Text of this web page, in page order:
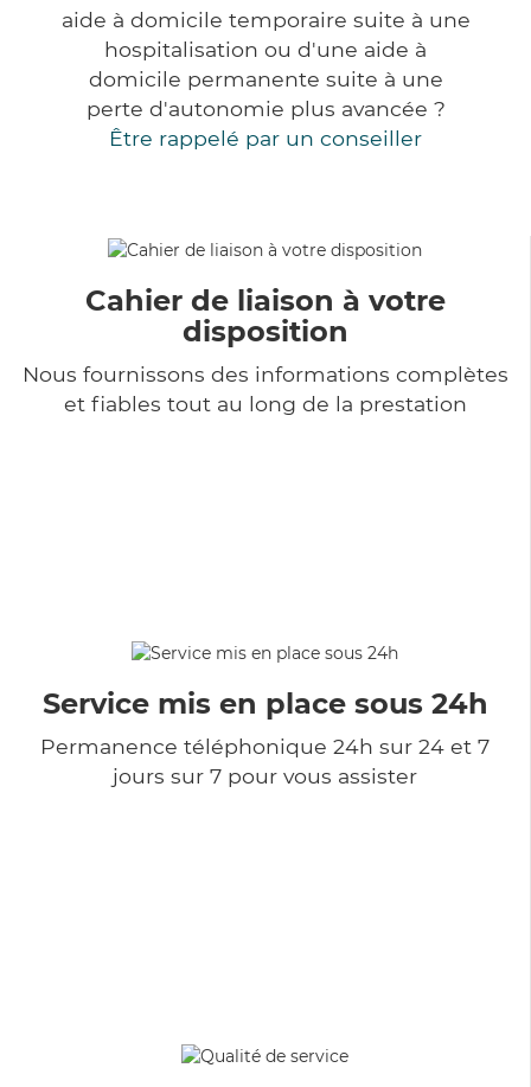
aide à domicile temporaire suite à une
hospitalisation ou d'une aide à
domicile permanente suite à une
perte d'autonomie plus avancée ?
Être rappelé par un conseiller
Cahier de liaison à votre
disposition
Nous fournissons des informations complètes
et fiables tout au long de la prestation
Service mis en place sous 24h
Permanence téléphonique 24h sur 24 et 7
jours sur 7 pour vous assister